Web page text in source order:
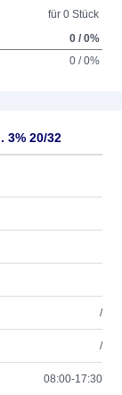
für 0 Stück
0 / 0%
0 / 0%
3% 20/32
/
/
08:00-17:30